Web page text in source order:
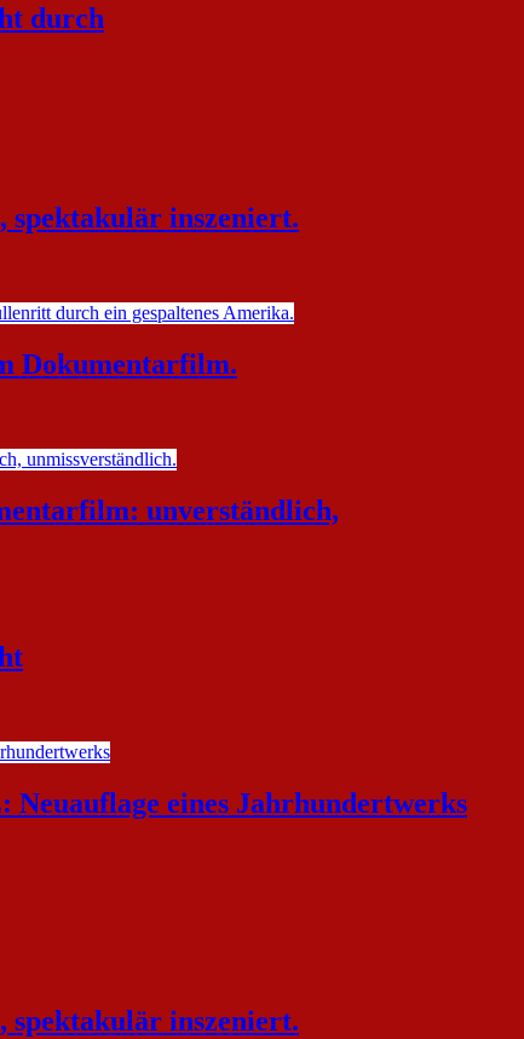
durch
inszeniert.
Dokumentarfilm.
unverständlich,
eines Jahrhundertwerks
inszeniert.